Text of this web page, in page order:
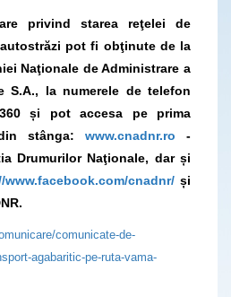
privind starea reţelei de
pot fi obţinute de la
Naţionale de Administrare a
S.A., la numerele de telefon
și pot accesa pe prima
stânga: www.cnadnr.ro -
Drumurilor Naţionale, dar și
www.facebook.com/cnadnr/și
comunicate-de-
agabaritic-pe-ruta-vama-